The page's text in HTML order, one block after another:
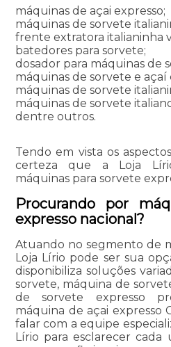
máquinas de açai expresso;
máquinas de sorvete
frente extratora italianinha
batedores para sorvete;
dosador para máquinas de
máquinas de sorvete e açaí
máquinas de sorvete
máquinas de sorvete
dentre outros.
Tendo em vista os
certeza que a Loja
máquinas para sorvete
Procurando por
expresso nacional?
Atuando no segmento de
Loja Lírio pode ser sua
disponibiliza soluções
sorvete, máquina de
de sorvete expresso
máquina de açai expresso
falar com a equipe
Lírio para esclarecer cada